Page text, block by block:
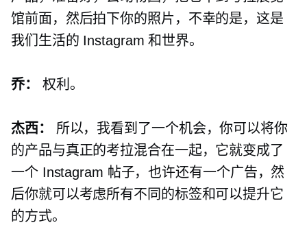
馆前面，然后拍下你的照片，不幸的是，这是
我们生活的 Instagram 和世界。
乔： 权利。
杰西：
所以，我看到了一个机会，你可以将你
的产品与真正的考拉混合在一起，它就变成了
一个 Instagram 帖子，也许还有一个广告，然
后你就可以考虑所有不同的标签和可以提升它
的方式。